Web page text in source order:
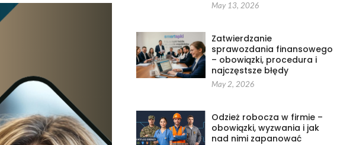
May 13, 2026
Zatwierdzanie
sprawozdania finansowego
– obowiązki, procedura i
najczęstsze błędy
May 2, 2026
Odzież robocza w firmie –
obowiązki, wyzwania i jak
nad nimi zapanować